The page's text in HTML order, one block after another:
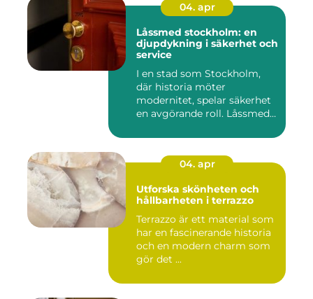
04. apr
Låssmed stockholm: en
djupdykning i säkerhet och
service
I en stad som Stockholm,
där historia möter
modernitet, spelar säkerhet
en avgörande roll. Låssmed
04. apr
Utforska skönheten och
hållbarheten i terrazzo
Terrazzo är ett material som
har en fascinerande historia
och en modern charm som
gör det ...